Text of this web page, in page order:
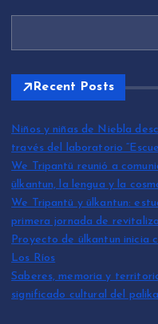
Recent Posts
Niños y niñas de Niebla
través del laboratorio
We Tripantü reunió a
ülkantun, la lengua y la
We Tripantü y ülkantun:
primera jornada de
Proyecto de ülkantun inicia
Los Ríos
Saberes, memoria y
significado cultural del